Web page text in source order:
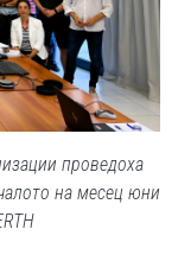
проведоха
на месец юни